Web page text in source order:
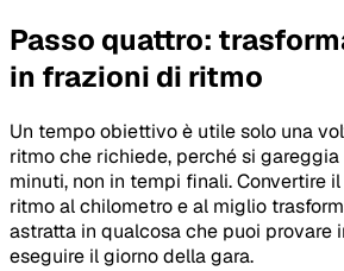
Passo quattro:
in frazioni di ritmo
Un tempo obiettivo è utile solo una
ritmo che richiede, perché si
minuti, non in tempi finali. Convertire
ritmo al chilometro e al miglio
astratta in qualcosa che puoi provare
eseguire il giorno della gara.